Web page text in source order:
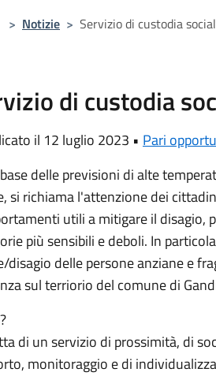
> Notizie > Servizio di custodia
di custodia
il 12 luglio 2023 • Pari
delle previsioni di alte
si richiama l'attenzione dei
utili a mitigare il disagio,
più sensibili e deboli. In
disagio delle persone anziane e
sul terriorio del comune di
di un servizio di prossimità, di
monitoraggio e di